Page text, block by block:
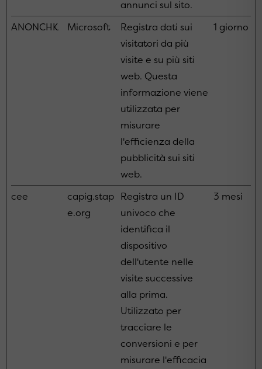
annunci sul sito.
ANONCHK
Microsoft
Registra dati sui
visitatori da più
visite e su più siti
web. Questa
informazione viene
utilizzata per
misurare
l'efficienza della
pubblicità sui siti
web.
1 giorno
cee
capig.stap
e.org
Registra un ID
univoco che
identifica il
dispositivo
dell'utente nelle
visite successive
alla prima.
Utilizzato per
tracciare le
conversioni e per
misurare l'efficacia
3 mesi